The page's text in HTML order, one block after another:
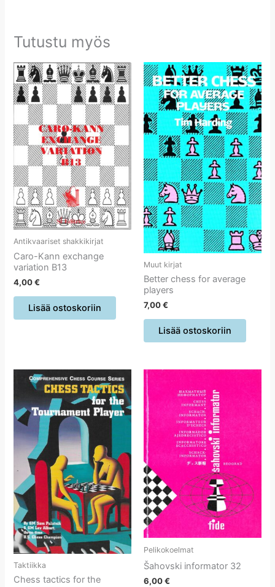
Tutustu myös
Antikvaariset shakkikirjat
Caro-Kann exchange
variation B13
4,00€
Lisää ostoskoriin
Muut kirjat
Better chess for average
players
7,00€
Lisää ostoskoriin
Taktiikka
Chess tactics for the
Pelikokoelmat
Šahovski informator 32
6,00€